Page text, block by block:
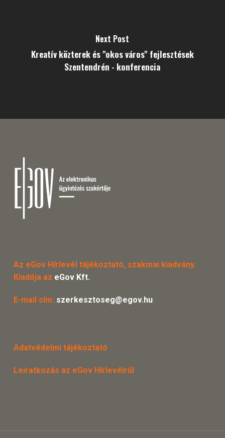
Next Post
Kreatív közterek és "okos város" fejlesztések
Szentendrén - konferencia
Az eGov Hírlevél tájékoztató, szakmai kiadvány.
Kiadója az eGov Kft.
E-mail cím: szerkesztoseg@egov.hu
Adatvédelmi tájékoztató
Leiratkozás az eGov Hírlevélről